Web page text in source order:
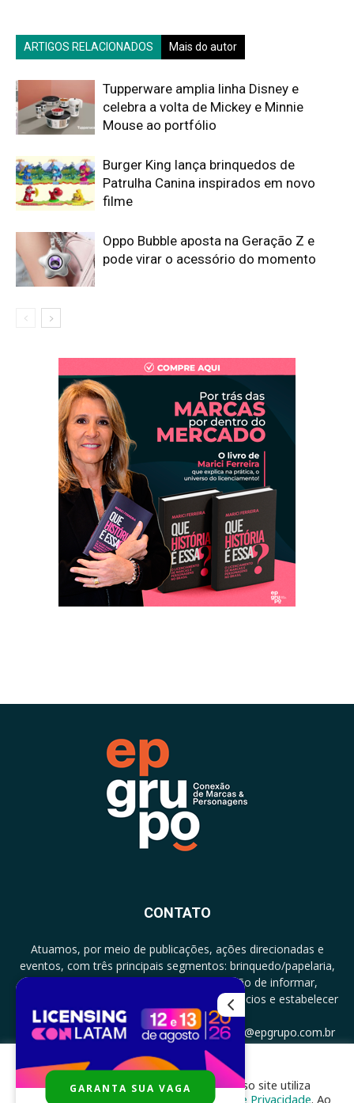
ARTIGOS RELACIONADOS Mais do autor
Tupperware amplia linha Disney e
celebra a volta de Mickey e Minnie
Mouse ao portfólio
Burger King lança brinquedos de
Patrulha Canina inspirados em novo
filme
Oppo Bubble aposta na Geração Z e
pode virar o acessório do momento
CONTATO
Atuamos, por meio de publicações, ações direcionadas e
eventos, com três principais segmentos: brinquedo/papelaria,
licenciamento e zero a três com a missão de informar,
documentar, proporcionar encontro de negócios e estabelecer
parcerias.
CONTATO: +5511994513097 - atendimento@epgrupo.com.br
SIGA-NOS
Para melhor experiência e navegação, nosso site utiliza
cookies, de acordo com a nossa
Política de Privacidade. Ao
GARANTA SUA VAGA